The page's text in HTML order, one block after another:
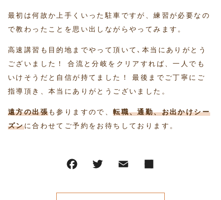
最初は何故か上手くいった駐車ですが、練習が必要なの
で教わったことを思い出しながらやってみます。
高速講習も目的地までやって頂いて､本当にありがとう
ございました！ 合流と分岐をクリアすれば、一人でも
いけそうだと自信が持てました！ 最後までご丁寧にご
指導頂き、本当にありがとうございました。
遠方の出張も参りますので、転職、通勤、お出かけシー
ズンに合わせてご予約をお待ちしております。